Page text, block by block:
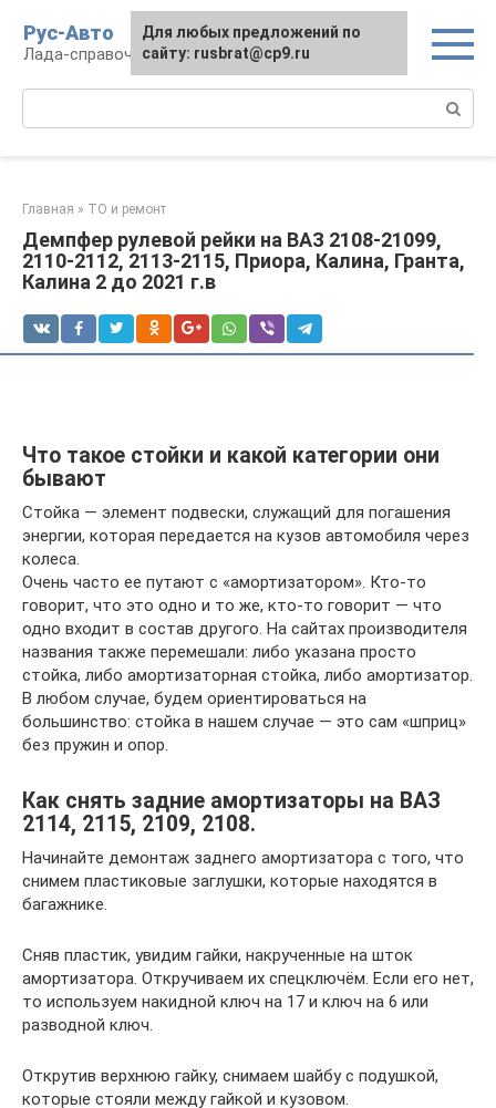
контенту
Рус-Авто
Лада-справочник
Главная » ТО и ремонт
Демпфер рулевой рейки на ВАЗ 2108-21099,
2110-2112, 2113-2115, Приора, Калина, Гранта,
Калина 2 до 2021 г.в
Что такое стойки и какой категории они
бывают
Стойка — элемент подвески, служащий для погашения
энергии, которая передается на кузов автомобиля через
колеса.
Очень часто ее путают с «амортизатором». Кто-то
говорит, что это одно и то же, кто-то говорит — что
одно входит в состав другого. На сайтах производителя
названия также перемешали: либо указана просто
стойка, либо амортизаторная стойка, либо амортизатор.
В любом случае, будем ориентироваться на
большинство: стойка в нашем случае — это сам «шприц»
без пружин и опор.
Как снять задние амортизаторы на ВАЗ
2114, 2115, 2109, 2108.
Начинайте демонтаж заднего амортизатора с того, что
снимем пластиковые заглушки, которые находятся в
багажнике.
Сняв пластик, увидим гайки, накрученные на шток
амортизатора. Откручиваем их спецключём. Если его нет,
то используем накидной ключ на 17 и ключ на 6 или
разводной ключ.
Открутив верхнюю гайку, снимаем шайбу с подушкой,
которые стояли между гайкой и кузовом.
Для любых предложений по
сайту: rusbrat@cp9.ru